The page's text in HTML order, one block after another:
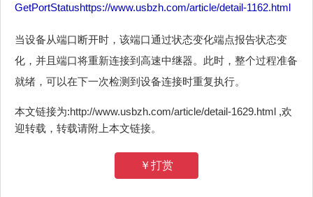
GetPortStatushttps://www.usbzh.com/article/detail-1162.html
当设备从端口断开时，该端口通过状态变化端点报告状态变
化，并且端口将重新连接到高速中继器。此时，整个过程准备
就绪，可以在下一次检测到设备连接时重复执行。
本文链接为:http://www.usbzh.com/article/detail-1629.html ,欢
迎转载，转载请附上本文链接。
￥打赏